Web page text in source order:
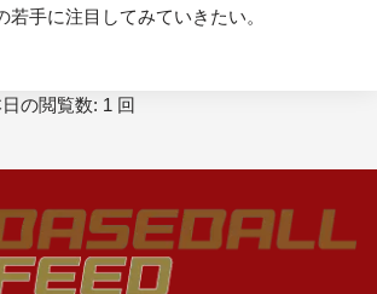
若手に注目してみていきたい。
の閲覧数: 1 回